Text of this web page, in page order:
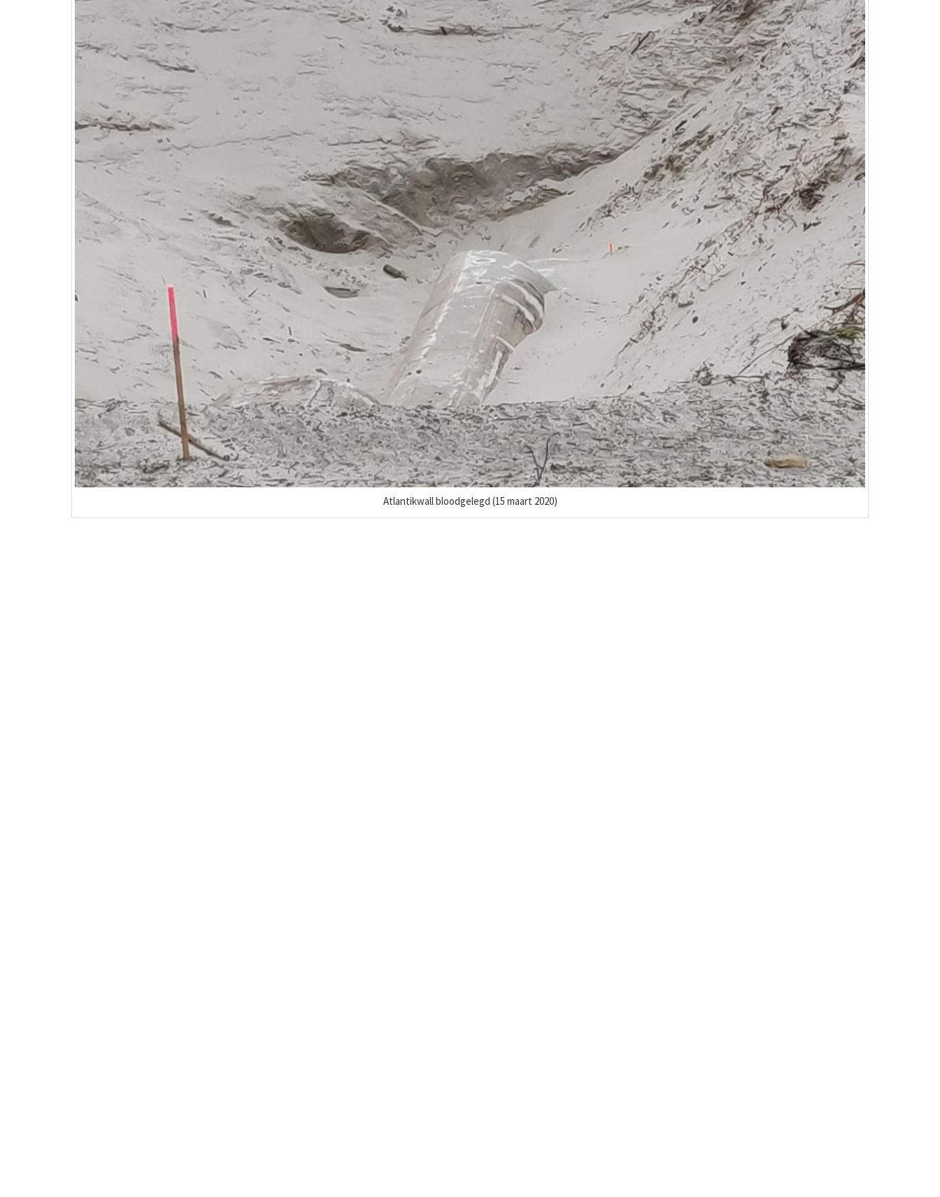
Atlantikwall bloodgelegd (15 maart 2020)